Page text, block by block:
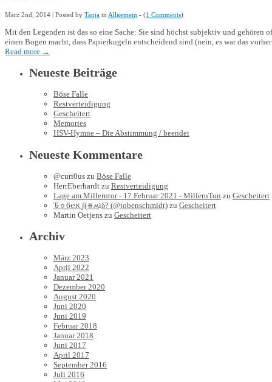
März 2nd, 2014 | Posted by Tanja in Allgemein - (1 Comments)
Mit den Legenden ist das so eine Sache: Sie sind höchst subjektiv und gehören
einen Bogen macht, dass Papierkugeln entscheidend sind (nein, es war das
Read more →
Neueste Beiträge
Böse Falle
Restverteidigung
Gescheitert
Memories
HSV-Hymne – Die Abstimmung / beendet
Neueste Kommentare
@curi0us zu Böse Falle
HerrEberhardt zu Restverteidigung
Lage am Millerntor - 17.Februar 2021 - MillernTon zu Gescheitert
Ԏ☼6℮א ∫(⧺ʍịδ? (@tobenschmidt) zu Gescheitert
Martin Oetjens zu Gescheitert
Archiv
März 2023
April 2022
Januar 2021
Dezember 2020
August 2020
Juni 2020
Juni 2019
Februar 2018
Januar 2018
Juni 2017
April 2017
September 2016
Juli 2016